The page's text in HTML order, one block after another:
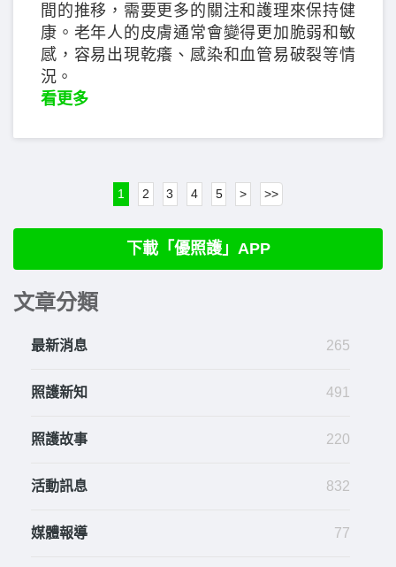
間的推移，需要更多的關注和護理來保持健
康。老年人的皮膚通常會變得更加脆弱和敏
感，容易出現乾癢、感染和血管易破裂等情
況。
看更多
1 2 3 4 5 > >>
下載「優照護」APP
文章分類
最新消息 265
照護新知 491
照護故事 220
活動訊息 832
媒體報導 77